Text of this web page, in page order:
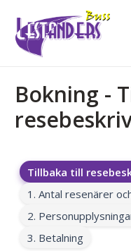
Bokning -
Tillbaka till
1. Antal resenärer
2.
3. Betalning